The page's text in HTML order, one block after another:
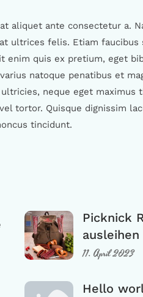
aliquet ante consectetur a.
ultrices felis. Etiam faucibus
enim quis ex pretium, eget
natoque penatibus et
neque eget maximus
tortor. Quisque dignissim
tincidunt.
Picknick
ausleihen
11. April 2023
Hello